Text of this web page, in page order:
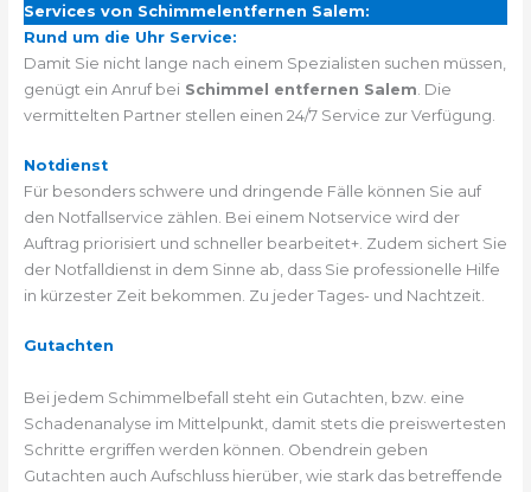
Services von Schimmelentfernen Salem:
Rund um die Uhr Service:
Damit Sie nicht lange nach einem Spezialisten suchen müssen,
genügt ein Anruf bei Schimmel entfernen Salem . Die
vermittelten Partner stellen einen 24/7 Service zur Verfügung.
Notdienst
Für besonders schwere und dringende Fälle können Sie auf
den Notfallservice zählen. Bei einem Notservice wird der
Auftrag priorisiert und schneller bearbeitet+. Zudem sichert Sie
der Notfalldienst in dem Sinne ab, dass Sie professionelle Hilfe
in kürzester Zeit bekommen. Zu jeder Tages- und Nachtzeit.
Gutachten
Bei jedem Schimmelbefall steht ein Gutachten, bzw. eine
Schadenanalyse im Mittelpunkt, damit stets die preiswertesten
Schritte ergriffen werden können. Obendrein geben
Gutachten auch Aufschluss hierüber, wie stark das betreffende